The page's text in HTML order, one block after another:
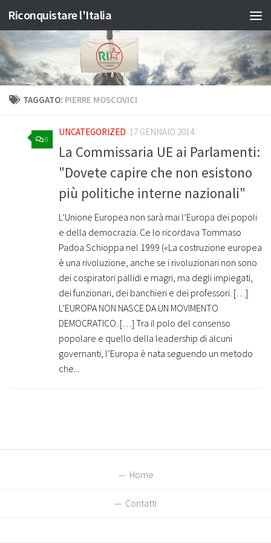
Salta al contenuto
Riconquistare l'Italia
TAGGATO: PIERRE MOSCOVICI
0
UNCATEGORIZED 17 GENNAIO 2014
La Commissaria UE ai Parlamenti:
"Dovete capire che non esistono
più politiche interne nazionali"
L’Unione Europea non sarà mai l’Europa dei popoli
e della democrazia. Ce lo ricordava Tommaso
Padoa Schioppa nel 1999 («La costruzione europea
è una rivoluzione, anche se i rivoluzionari non sono
dei cospiratori pallidi e magri, ma degli impiegati,
dei funzionari, dei banchieri e dei professori. […]
L’EUROPA NON NASCE DA UN MOVIMENTO
DEMOCRATICO. […] Tra il polo del consenso
popolare e quello della leadership di alcuni
governanti, l’Europa è nata seguendo un metodo
che...
Home
Contatti